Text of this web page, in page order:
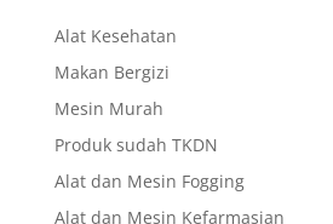
Alat Kesehatan
Makan Bergizi
Mesin Murah
Produk sudah TKDN
Alat dan Mesin Fogging
Alat dan Mesin Kefarmasian